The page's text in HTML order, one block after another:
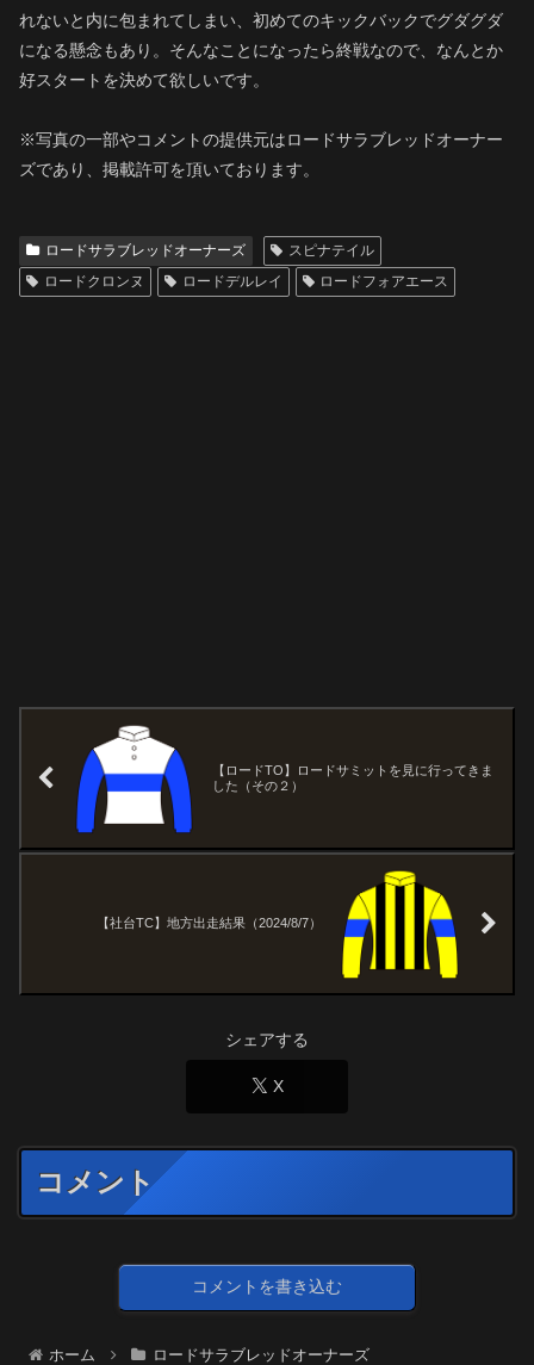
れないと内に包まれてしまい、初めてのキックバックでグダグダ
になる懸念もあり。そんなことになったら終戦なので、なんとか
好スタートを決めて欲しいです。
※写真の一部やコメントの提供元はロードサラブレッドオーナー
ズであり、掲載許可を頂いております。
ロードサラブレッドオーナーズ
スピナテイル
ロードクロンヌ
ロードデルレイ ロードフォアエース
【ロードTO】ロードサミットを見に行ってきま
した（その２）
【社台TC】地方出走結果（2024/8/7）
シェアする
X
コメント
コメントを書き込む
ホーム ロードサラブレッドオーナーズ